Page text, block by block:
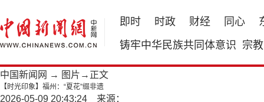
即时 时政 财经 同心
铸牢中华民族共同体意识 宗教
中国新闻网 → 图片 →正文
【时光印象】福州：“夏花”缀非遗
2026-05-09 20:43:24 来源：